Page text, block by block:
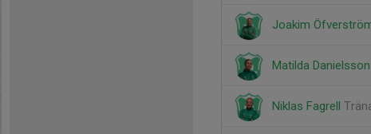
Joakim
Matilda Danielsson
Niklas Fagrell